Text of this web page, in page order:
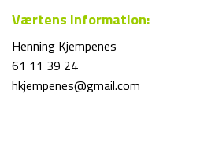
Værtens information:
Henning Kjempenes
61 11 39 24
hkjempenes@gmail.com